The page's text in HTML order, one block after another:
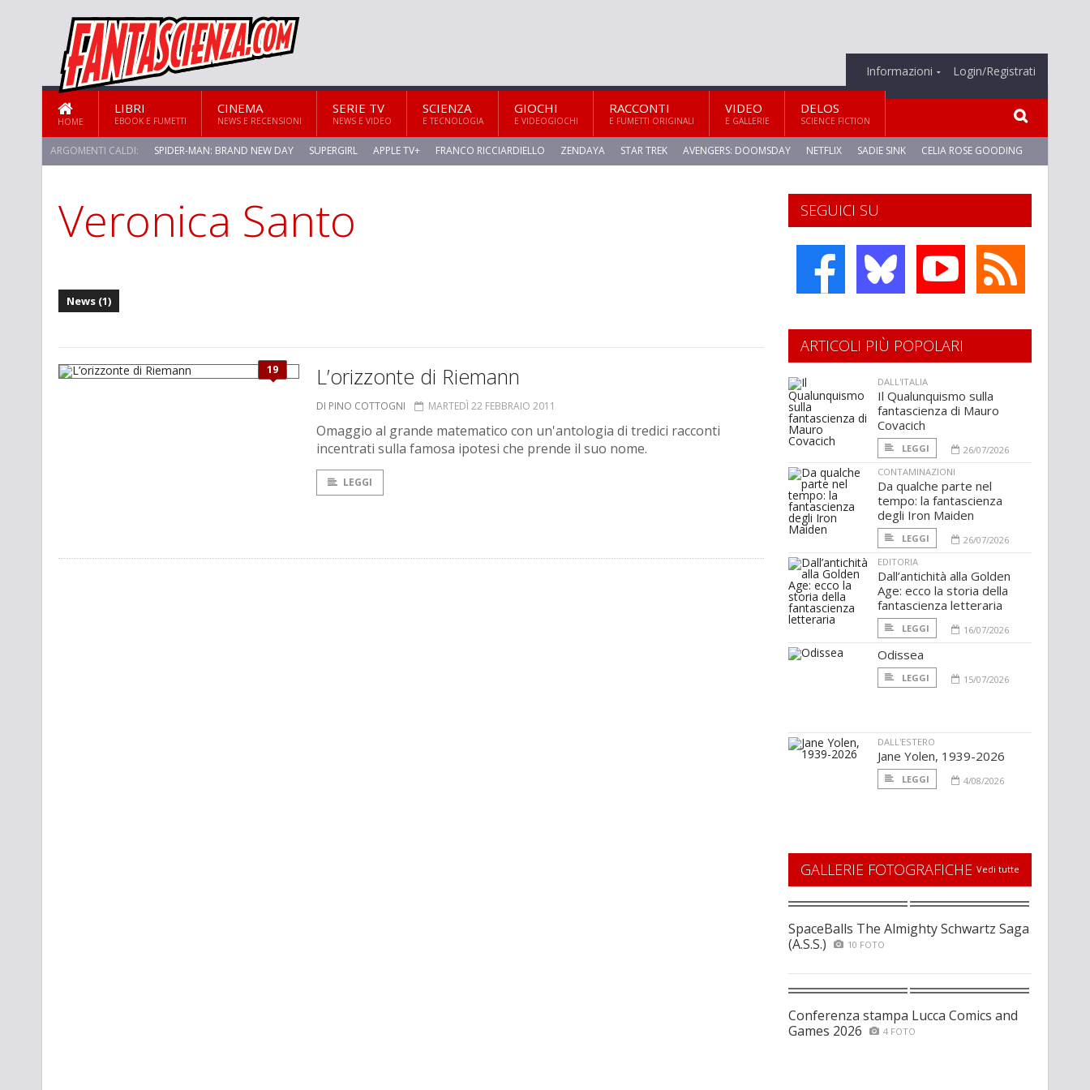
Informazioni Login/Registrati
HOME
LIBRI
EBOOK E FUMETTI
CINEMA
NEWS E RECENSIONI
SERIE TV
NEWS E VIDEO
SCIENZA
E TECNOLOGIA
GIOCHI
E VIDEOGIOCHI
RACCONTI
E FUMETTI ORIGINALI
VIDEO
E GALLERIE
DELOS
SCIENCE FICTION
ARGOMENTI CALDI: SPIDER-MAN: BRAND NEW DAY SUPERGIRL APPLE TV+ FRANCO RICCIARDIELLO ZENDAYA STAR TREK AVENGERS: DOOMSDAY NETFLIX SADIE SINK CELIA ROSE GOODING
Veronica Santo
News (1)
19 L’orizzonte di Riemann
DI PINO COTTOGNI MARTEDÌ 22 FEBBRAIO 2011
Omaggio al grande matematico con un'antologia di tredici racconti
incentrati sulla famosa ipotesi che prende il suo nome.
LEGGI
SEGUICI SU
ARTICOLI PIÙ POPOLARI
DALL'ITALIA
Il Qualunquismo sulla
fantascienza di Mauro
Covacich
LEGGI
26/07/2026
CONTAMINAZIONI
Da qualche parte nel
tempo: la fantascienza
degli Iron Maiden
LEGGI
26/07/2026
EDITORIA
Dall’antichità alla Golden
Age: ecco la storia della
fantascienza letteraria
LEGGI 16/07/2026
Odissea
LEGGI 15/07/2026
DALL'ESTERO
Jane Yolen, 1939-2026
LEGGI 4/08/2026
GALLERIE FOTOGRAFICHE Vedi tutte
SpaceBalls The Almighty Schwartz Saga
(A.S.S.)
10 FOTO
Conferenza stampa Lucca Comics and
Games 2026
4 FOTO